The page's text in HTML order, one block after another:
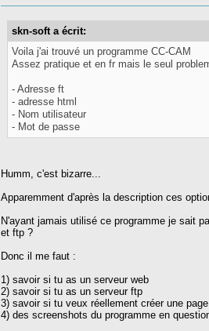
skn-soft a écrit:
Voila j'ai trouvé un programme CC-CAM
Assez pratique et en fr mais le seul
- Adresse ft
- adresse html
- Nom utilisateur
- Mot de passe
Humm, c'est bizarre...
Apparemment d'après la description ces
N'ayant jamais utilisé ce programme je sait
et ftp ?
Donc il me faut :
1) savoir si tu as un serveur web
2) savoir si tu as un serveur ftp
3) savoir si tu veux réellement créer une
4) des screenshots du programme en